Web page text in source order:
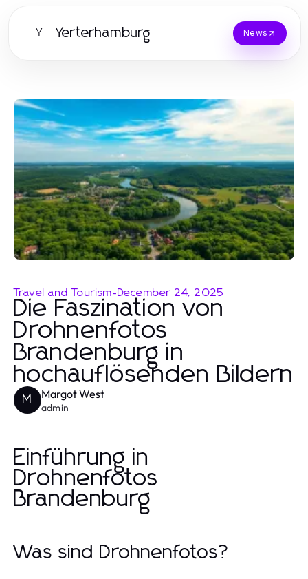
Y Yerterhamburg News
Travel and Tourism-December 24, 2025
Die Faszination von
Drohnenfotos
Brandenburg in
hochauflösenden Bildern
M Margot West
admin
Einführung in
Drohnenfotos
Brandenburg
Was sind Drohnenfotos?